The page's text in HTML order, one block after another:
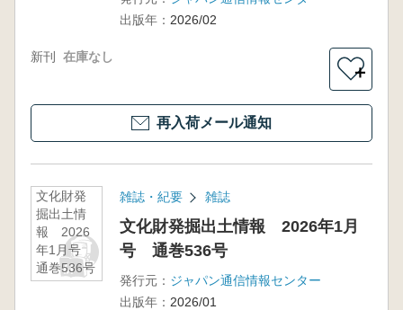
出版年： 2026/02
新刊 在庫なし
＋
再入荷メール通知
文化財発
掘出土情
報 2026
年1月号
通巻536号
雑誌・紀要 雑誌
文化財発掘出土情報 2026年1月
号 通巻536号
発行元： ジャパン通信情報センター
出版年： 2026/01